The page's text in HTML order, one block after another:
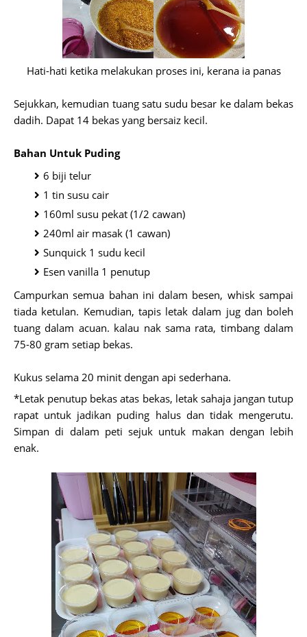
Hati-hati ketika melakukan proses ini, kerana ia panas
Sejukkan, kemudian tuang satu sudu besar ke dalam bekas
dadih. Dapat 14 bekas yang bersaiz kecil.
Bahan Untuk Puding
6 biji telur
1 tin susu cair
160ml susu pekat (1/2 cawan)
240ml air masak (1 cawan)
Sunquick 1 sudu kecil
Esen vanilla 1 penutup
Campurkan semua bahan ini dalam besen, whisk sampai
tiada ketulan. Kemudian, tapis letak dalam jug dan boleh
tuang dalam acuan. kalau nak sama rata, timbang dalam
75-80 gram setiap bekas.
Kukus selama 20 minit dengan api sederhana.
*Letak penutup bekas atas bekas, letak sahaja jangan tutup
rapat untuk jadikan puding halus dan tidak mengerutu.
Simpan di dalam peti sejuk untuk makan dengan lebih
enak.